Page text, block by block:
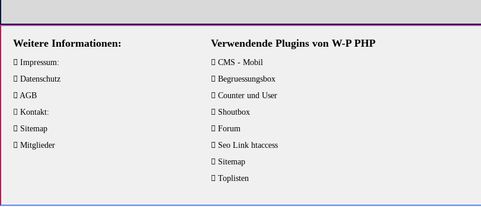
Weitere Informationen:
Impressum:
Datenschutz
AGB
Kontakt:
Sitemap
Mitglieder
Verwendende Plugins von W-P PHP
CMS - Mobil
Begruessungsbox
Counter und User
Shoutbox
Forum
Seo Link htaccess
Sitemap
Toplisten